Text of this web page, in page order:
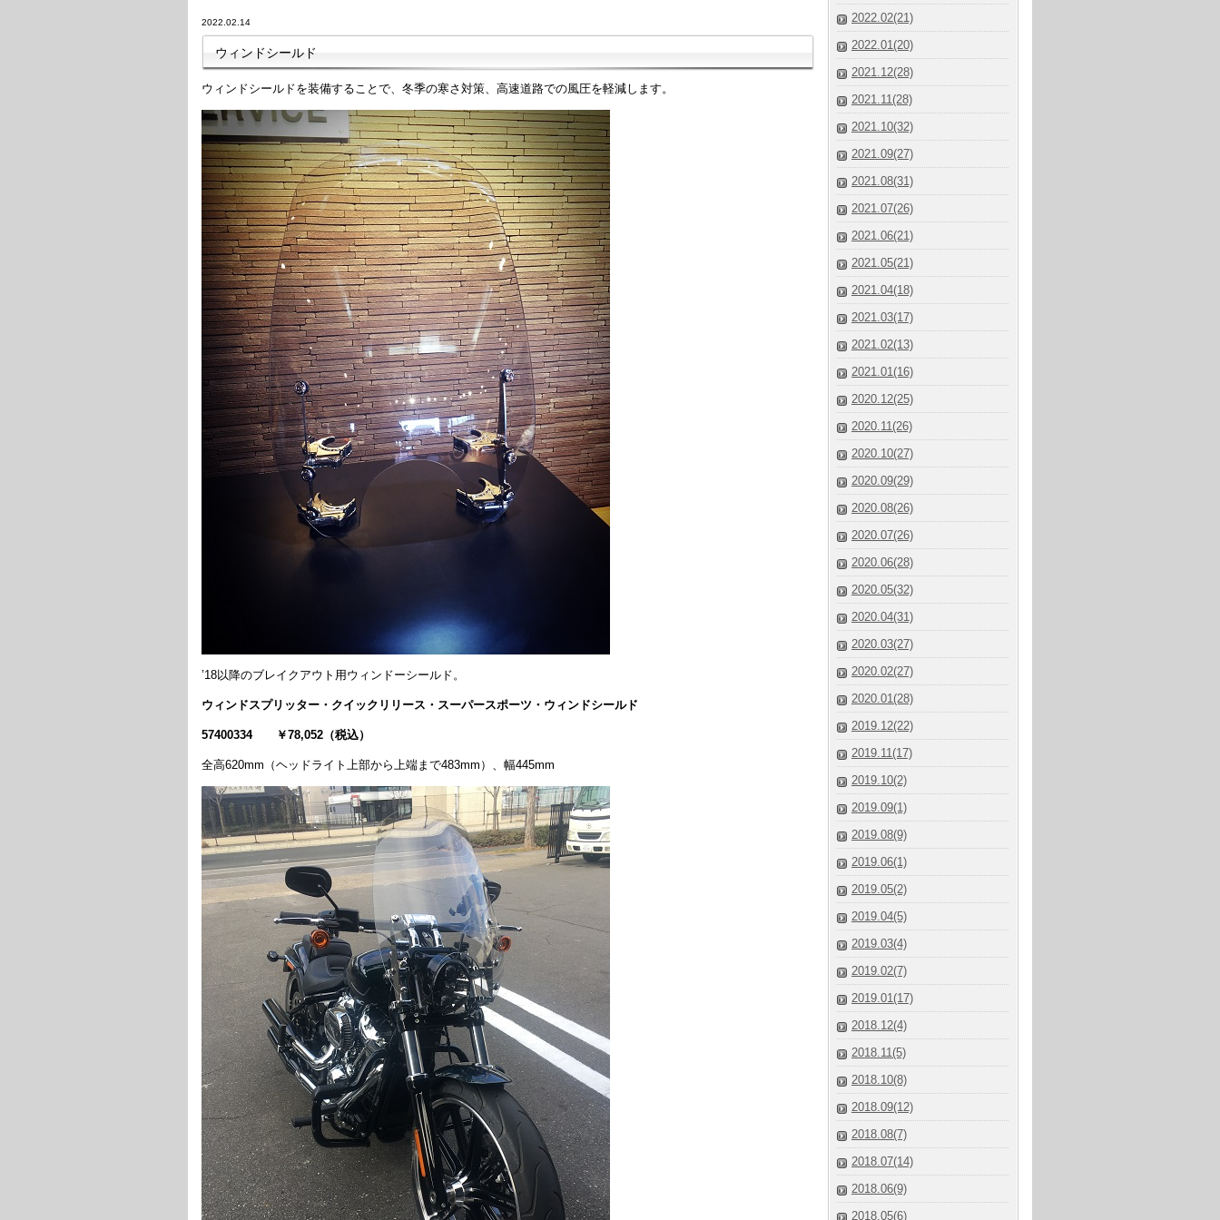
2022.02.14
ウィンドシールド
ウィンドシールドを装備することで、冬季の寒さ対策、高速道路での風圧を軽減します。
’18以降のブレイクアウト用ウィンドーシールド。
ウィンドスプリッター・クイックリリース・スーパースポーツ・ウィンドシールド
57400334 ￥78,052（税込）
全高620mm（ヘッドライト上部から上端まで483mm）、幅445mm
2022.02(21)
2022.01(20)
2021.12(28)
2021.11(28)
2021.10(32)
2021.09(27)
2021.08(31)
2021.07(26)
2021.06(21)
2021.05(21)
2021.04(18)
2021.03(17)
2021.02(13)
2021.01(16)
2020.12(25)
2020.11(26)
2020.10(27)
2020.09(29)
2020.08(26)
2020.07(26)
2020.06(28)
2020.05(32)
2020.04(31)
2020.03(27)
2020.02(27)
2020.01(28)
2019.12(22)
2019.11(17)
2019.10(2)
2019.09(1)
2019.08(9)
2019.06(1)
2019.05(2)
2019.04(5)
2019.03(4)
2019.02(7)
2019.01(17)
2018.12(4)
2018.11(5)
2018.10(8)
2018.09(12)
2018.08(7)
2018.07(14)
2018.06(9)
2018.05(6)